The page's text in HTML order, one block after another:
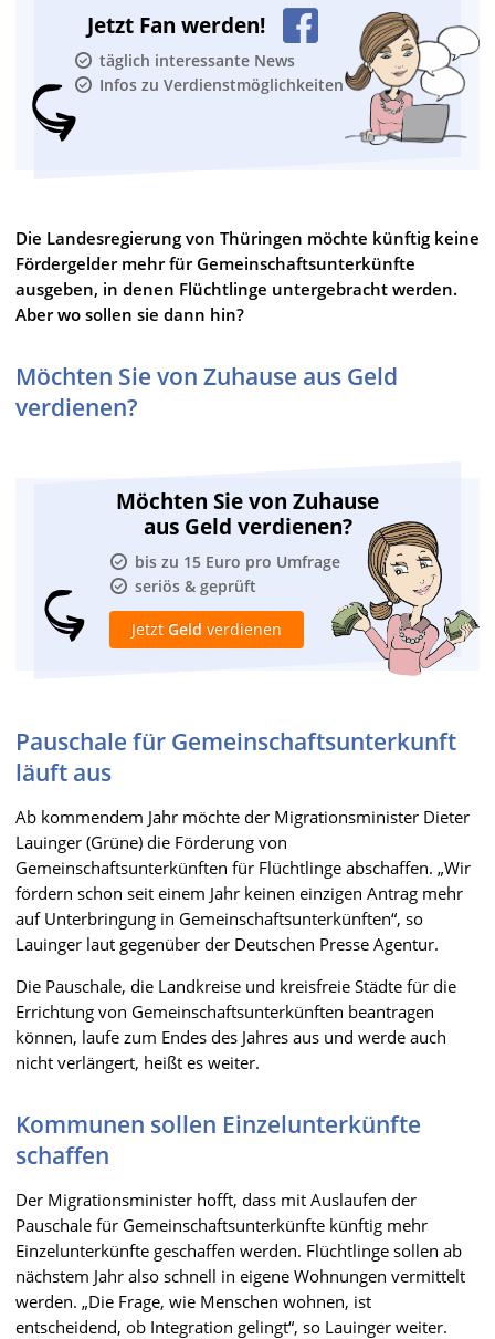
Jetzt Fan werden!
täglich interessante News
Infos zu Verdienstmöglichkeiten
Die Landesregierung von Thüringen möchte künftig keine
Fördergelder mehr für Gemeinschaftsunterkünfte
ausgeben, in denen Flüchtlinge untergebracht werden.
Aber wo sollen sie dann hin?
Möchten Sie von Zuhause aus Geld
verdienen?
Möchten Sie von Zuhause
aus Geld verdienen?
bis zu 15 Euro pro Umfrage
seriös & geprüft
Jetzt Geld verdienen
Pauschale für Gemeinschaftsunterkunft
läuft aus
Ab kommendem Jahr möchte der Migrationsminister Dieter
Lauinger (Grüne) die Förderung von
Gemeinschaftsunterkünften für Flüchtlinge abschaffen. „Wir
fördern schon seit einem Jahr keinen einzigen Antrag mehr
auf Unterbringung in Gemeinschaftsunterkünften“, so
Lauinger laut gegenüber der Deutschen Presse Agentur.
Die Pauschale, die Landkreise und kreisfreie Städte für die
Errichtung von Gemeinschaftsunterkünften beantragen
können, laufe zum Endes des Jahres aus und werde auch
nicht verlängert, heißt es weiter.
Kommunen sollen Einzelunterkünfte
schaffen
Der Migrationsminister hofft, dass mit Auslaufen der
Pauschale für Gemeinschaftsunterkünfte künftig mehr
Einzelunterkünfte geschaffen werden. Flüchtlinge sollen ab
nächstem Jahr also schnell in eigene Wohnungen vermittelt
werden. „Die Frage, wie Menschen wohnen, ist
entscheidend, ob Integration gelingt“, so Lauinger weiter.